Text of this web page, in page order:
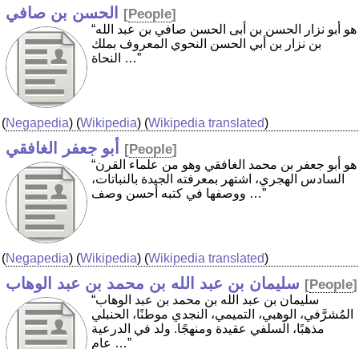
الحسن بن صافي [People]
“هو أبو نزار الحسن بن أبى الحسن صافي بن عبد الله
بن نزار بن أبي الحسن النحوي المعروف بملك
النحاة …”
(Negapedia) (Wikipedia) (Wikipedia translated)
أبو جعفر الغافقي [People]
“هو أبو جعفر بن محمد الغافقي وهو من علماء القرن
السادس الهجري، اشتهر بمعرفته الجيدة بالنباتات،
ووصفها في كتبه أحسن وصف …”
(Negapedia) (Wikipedia) (Wikipedia translated)
سليمان بن عبد الله بن محمد بن عبد الوهاب [People]
“سليمان بن عبد الله بن محمد بن عبد الوهاب
المُشرَّفي، الوهبي، التميمي، النجدي موطنًا، الحنبلي
مذهبًا، السلفي عقيدة ومنهجًا. ولد في الدرعية
عام …”